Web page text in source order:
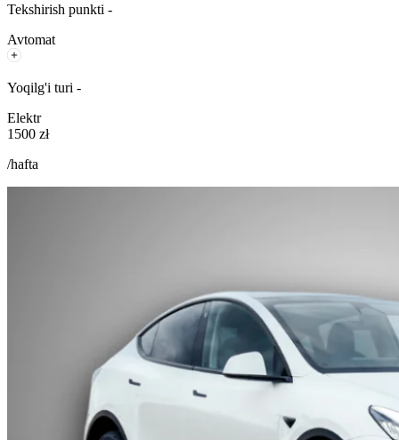
Tekshirish punkti -
Avtomat
Yoqilg'i turi -
Elektr
1500 zł
/hafta